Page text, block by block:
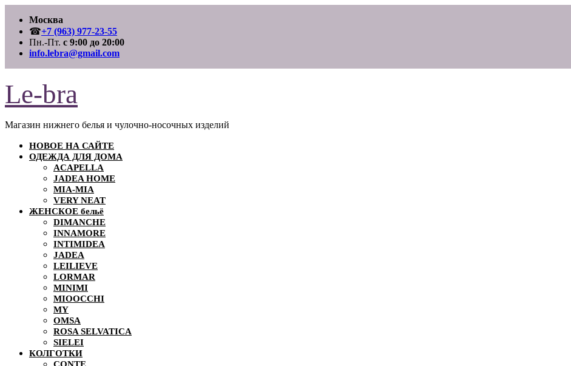
содержимому
Москва
☎+7 (963) 977-23-55
Пн.-Пт. с 9:00 до 20:00
info.lebra@gmail.com
Le-bra
Магазин нижнего белья и чулочно-носочных изделий
НОВОЕ НА САЙТЕ
ОДЕЖДА ДЛЯ ДОМА
ACAPELLA
JADEA HOME
MIA-MIA
VERY NEAT
ЖЕНСКОЕ бельё
DIMANCHE
INNAMORE
INTIMIDEA
JADEA
LEILIEVE
LORMAR
MINIMI
MIOOCCHI
MY
OMSA
ROSA SELVATICA
SIELEI
КОЛГОТКИ